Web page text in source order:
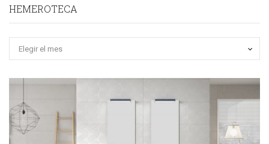
HEMEROTECA